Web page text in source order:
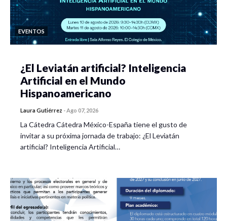
EVENTOS
¿El Leviatán artificial? Inteligencia
Artificial en el Mundo
Hispanoamericano
Laura Gutiérrez -Ago 07, 2026
La Cátedra Cátedra México-España tiene el gusto de
invitar a su próxima jornada de trabajo: ¿El Leviatán
artificial? Inteligencia Artificial…